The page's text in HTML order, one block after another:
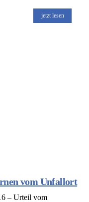
jetzt lesen
vom Unfallort
– Urteil vom